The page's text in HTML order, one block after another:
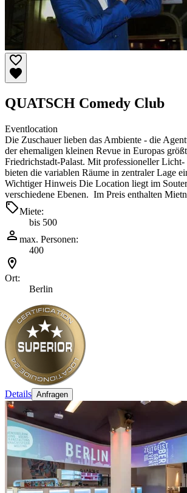
QUATSCH Comedy Club
Eventlocation
Die Zuschauer lieben das Ambiente - die
der ehemaligen kleinen Revue in Europas
Friedrichstadt-Palast. Mit professioneller
bieten die variablen Räume in zentraler Lage
Wichtiger Hinweis Die Location liegt im
verschiedene Ebenen. Im Preis enthalten
Miete:
bis 500
max. Personen:
400
Ort:
Berlin
Details Anfragen